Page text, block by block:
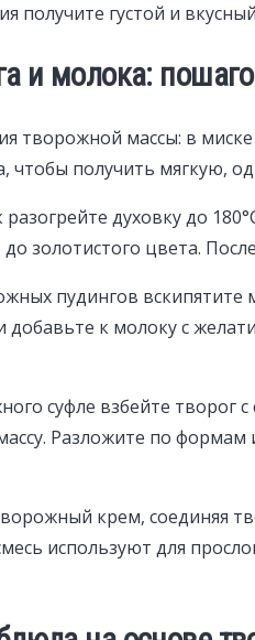
получите густой и
и молока:
творожной массы: в
чтобы получить мягкую,
духовку до
золотистого цвета.
пудингов
добавьте к молоку с
суфле взбейте
Разложите по
крем, соединяя
используют для